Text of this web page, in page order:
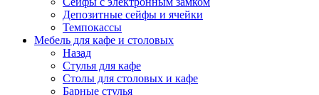
Депозитные сейфы и ячейки
Темпокассы
Мебель для кафе и столовых
Назад
Стулья для кафе
Столы для столовых и кафе
Барные стулья